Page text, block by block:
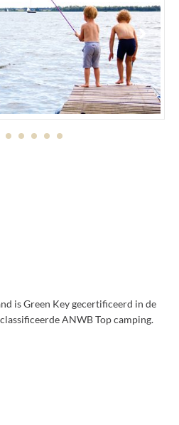
is Green Key gecertificeerd in de
ANWB Top camping.